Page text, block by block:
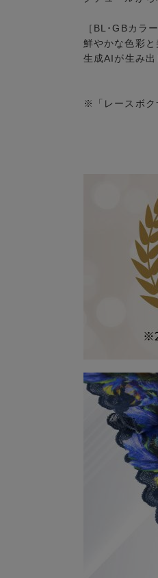
［BL･GBカラー
鮮やかな色彩と
生成AIが生み
※「レースボク